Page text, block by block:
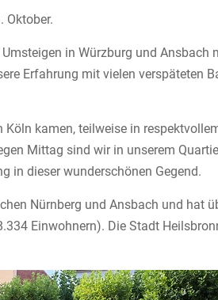
Oktober.
in Würzburg und
Erfahrung mit vielen verspäteten
kamen, teilweise in
Mittag sind wir in unserem
in dieser wunderschönen Gegend.
Nürnberg und Ansbach und hat
Einwohnern). Die Stadt